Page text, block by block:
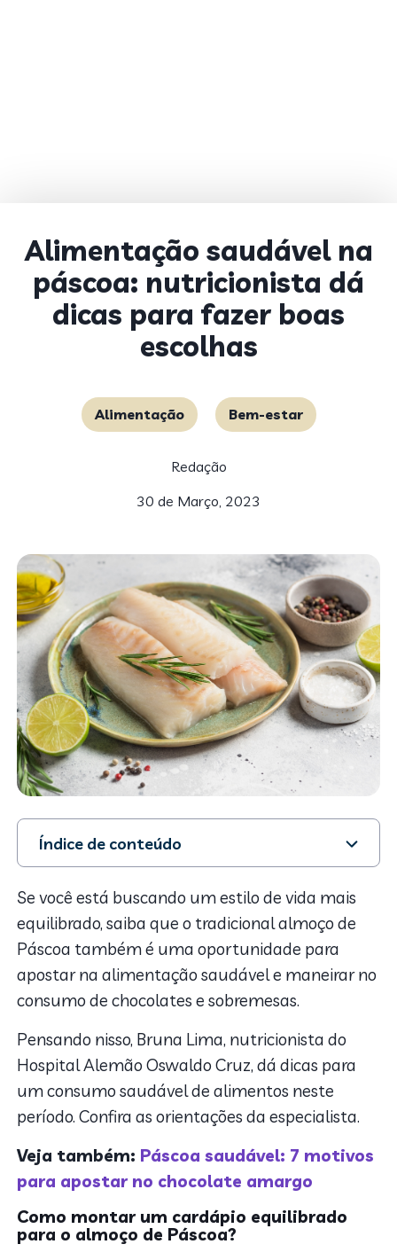
Alimentação saudável na
páscoa: nutricionista dá
dicas para fazer boas
escolhas
Alimentação Bem-estar
Redação
30 de Março, 2023
Índice de conteúdo
1. Como montar um cardápio equilibrado para o
almoço de Páscoa?
2. Alimentação saudável na páscoa: tem espaço para
o chocolate?
3. Alimentação saudável na páscoa: Dicas extras
Se você está buscando um estilo de vida mais
equilibrado, saiba que o tradicional almoço de
Páscoa também é uma oportunidade para
apostar na alimentação saudável e maneirar no
consumo de chocolates e sobremesas.
Pensando nisso, Bruna Lima, nutricionista do
Hospital Alemão Oswaldo Cruz,dá dicas para
um consumo saudável de alimentos neste
período. Confira as orientações da especialista.
Veja também: Páscoa saudável: 7 motivos
para apostar no chocolate amargo
Como montar um cardápio equilibrado
para o almoço de Páscoa?